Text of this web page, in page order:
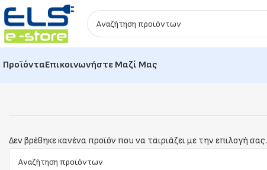
ΠροϊόνταΕπικοινωνήστε Μαζί Μας
Δεν βρέθηκε κανένα προϊόν που να ταιριάζει με την επιλογή σας.